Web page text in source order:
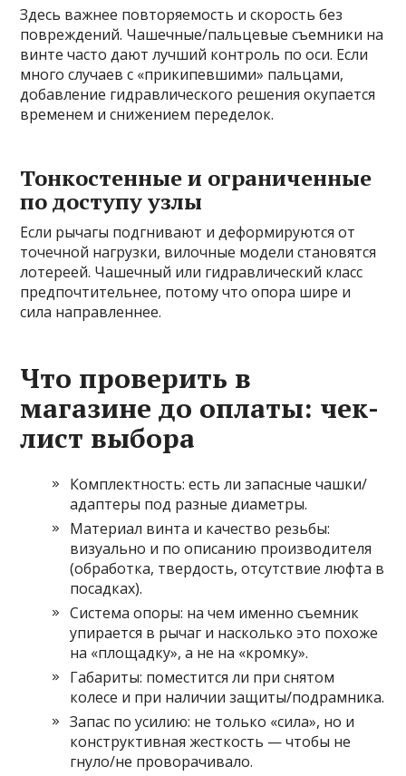
Здесь важнее повторяемость и скорость без
повреждений. Чашечные/пальцевые съемники на
винте часто дают лучший контроль по оси. Если
много случаев с «прикипевшими» пальцами,
добавление гидравлического решения окупается
временем и снижением переделок.
Тонкостенные и ограниченные
по доступу узлы
Если рычагы подгнивают и деформируются от
точечной нагрузки, вилочные модели становятся
лотереей. Чашечный или гидравлический класс
предпочтительнее, потому что опора шире и
сила направленнее.
Что проверить в
магазине до оплаты: чек-
лист выбора
Комплектность: есть ли запасные чашки/
адаптеры под разные диаметры.
Материал винта и качество резьбы:
визуально и по описанию производителя
(обработка, твердость, отсутствие люфта в
посадках).
Система опоры: на чем именно съемник
упирается в рычаг и насколько это похоже
на «площадку», а не на «кромку».
Габариты: поместится ли при снятом
колесе и при наличии защиты/подрамника.
Запас по усилию: не только «сила», но и
конструктивная жесткость — чтобы не
гнуло/не проворачивало.